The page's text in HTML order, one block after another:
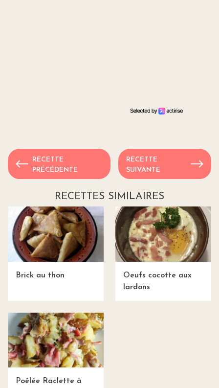
RECETTE
PRÉCÉDENTE
RECETTE
SUIVANTE
RECETTES SIMILAIRES
Brick au thon
Oeufs cocotte aux
lardons
Poêlée Raclette à